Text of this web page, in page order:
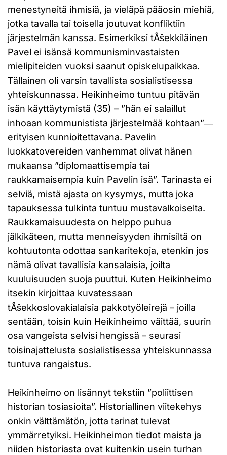
menestyneitä ihmisiä, ja vieläpä pääosin miehiä,
jotka tavalla tai toisella joutuvat konfliktiin
järjestelmän kanssa. Esimerkiksi tÂšekkiläinen
Pavel ei isänsä kommunisminvastaisten
mielipiteiden vuoksi saanut opiskelupaikkaa.
Tällainen oli varsin tavallista sosialistisessa
yhteiskunnassa. Heikinheimo tuntuu pitävän
isän käyttäytymistä (35) – ”hän ei salaillut
inhoaan kommunistista järjestelmää kohtaan”―
erityisen kunnioitettavana. Pavelin
luokkatovereiden vanhemmat olivat hänen
mukaansa ”diplomaattisempia tai
raukkamaisempia kuin Pavelin isä”. Tarinasta ei
selviä, mistä ajasta on kysymys, mutta joka
tapauksessa tulkinta tuntuu mustavalkoiselta.
Raukkamaisuudesta on helppo puhua
jälkikäteen, mutta menneisyyden ihmisiltä on
kohtuutonta odottaa sankaritekoja, etenkin jos
nämä olivat tavallisia kansalaisia, joilta
kuuluisuuden suoja puuttui. Kuten Heikinheimo
itsekin kirjoittaa kuvatessaan
tÂšekkoslovakialaisia pakkotyöleirejä – joilla
sentään, toisin kuin Heikinheimo väittää, suurin
osa vangeista selvisi hengissä – seurasi
toisinajattelusta sosialistisessa yhteiskunnassa
tuntuva rangaistus.
Heikinheimo on lisännyt tekstiin ”poliittisen
historian tosiasioita”. Historiallinen viitekehys
onkin välttämätön, jotta tarinat tulevat
ymmärretyiksi. Heikinheimon tiedot maista ja
niiden historiasta ovat kuitenkin usein turhan